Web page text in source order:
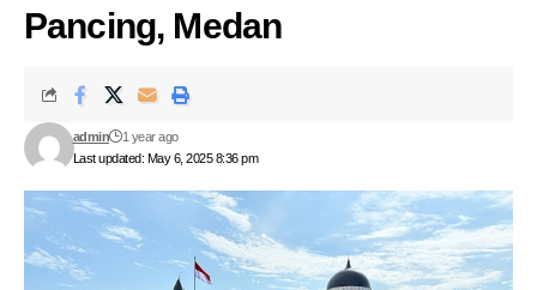
Pancing, Medan
Last updated: May 6, 2025 8:36 pm
admin 1 year ago